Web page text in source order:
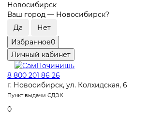
Новосибирск
Ваш город — Новосибирск?
Избранное0
Личный кабинет
8 800 201 86 26
г. Новосибирск, ул. Колхидская, 6
Пункт выдачи СДЭК
0